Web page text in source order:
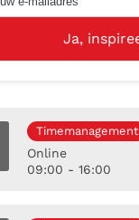
Timemanagement
Online
09:00 - 16:00